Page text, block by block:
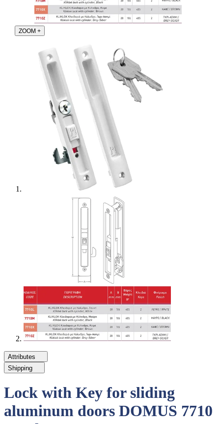
ZOOM +
Attributes
Shipping
Lock with Key for sliding
aluminum doors DOMUS 7710